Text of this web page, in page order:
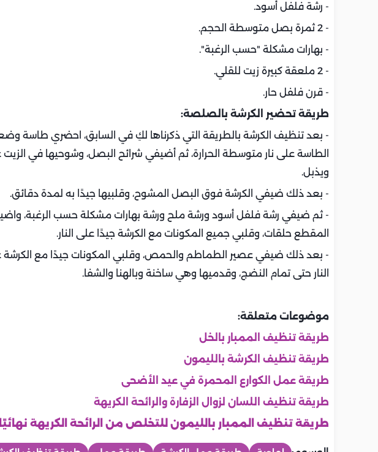
- رشة فلفل أسود.
- 2 ثمرة بصل متوسطة الحجم.
- بهارات مشكلة "حسب الرغبة".
- 2 ملعقة كبيرة زيت للقلي.
- قرن فلفل حار.
طريقة تحضير الكرشة بالصلصة:
- بعد تنظيف الكرشة بالطريقة التي ذكرناها لكِ في السابق، احضري طاسة
الطاسة على نار متوسطة الحرارة، ثم أضيفي شرائح البصل، وشوحيها في
ويذبل.
- بعد ذلك ضيفي الكرشة فوق البصل المشوح، وقلبيها جيدًا به لمدة دقائق.
- ثم ضيفي رشة فلفل أسود ورشة ملح ورشة بهارات مشكلة حسب الرغبة،
المقطع حلقات، وقلبي جميع المكونات مع الكرشة جيدًا على النار.
- بعد ذلك ضيفي عصير الطماطم والحمص، وقلبي المكونات جيدًا مع الكرشة
النار حتى تمام النضج، وقدميها وهي ساخنة وبالهنا والشفا.
موضوعات متعلقة:
طريقة تنظيف الممبار بالخل
طريقة تنظيف الكرشة بالليمون
طريقة عمل الكوارع المحمرة في عيد الأضحى
طريقة تنظيف اللسان لزوال الزفارة والرائحة الكريهة
طريقة تنظيف الممبار بالليمون للتخلص من الرائحة الكريهة نهائيًا